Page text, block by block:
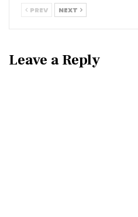
PREV NEXT
Leave a Reply